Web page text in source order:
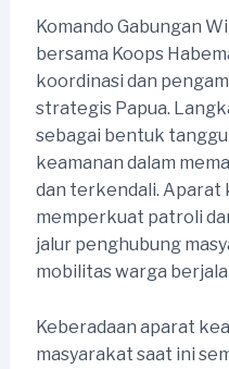
Komando Gabungan
bersama Koops
koordinasi dan
strategis Papua.
sebagai bentuk
keamanan dalam
dan terkendali. Aparat
memperkuat patroli
jalur penghubung
mobilitas warga
Keberadaan aparat
masyarakat saat ini